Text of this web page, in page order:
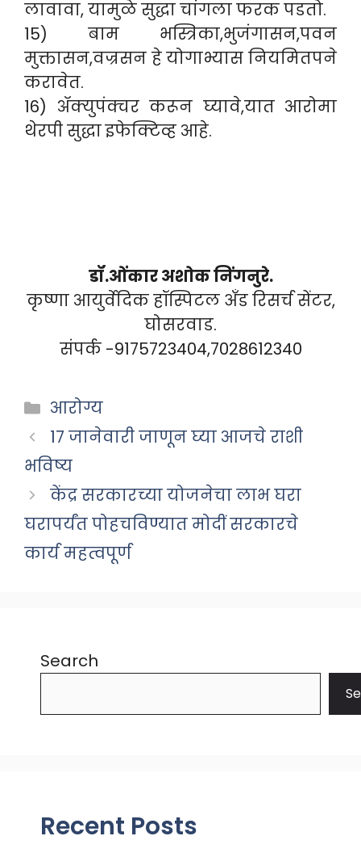
लावावा, यामुळे सुद्धा चांगला फरक पडतो.
15) बाम भस्त्रिका,भुजंगासन,पवन
मुक्तासन,वज्रसन हे योगाभ्यास नियमितपने
करावेत.
16) ॲक्युपंक्चर करून घ्यावे,यात आरोमा
थेरपी सुद्धा इफेक्टिव्ह आहे.
डॉ.ओंकार अशोक निंगनुरे.
कृष्णा आयुर्वेदिक हॉस्पिटल अँड रिसर्च सेंटर,
घोसरवाड.
संपर्क -9175723404,7028612340
Categories
आरोग्य
17 जानेवारी जाणून घ्या आजचे राशी
भविष्य
केंद्र सरकारच्या योजनेचा लाभ घरा
घरापर्यंत पोहचविण्यात मोदीं सरकारचे
कार्य महत्वपूर्ण
Search
Recent Posts